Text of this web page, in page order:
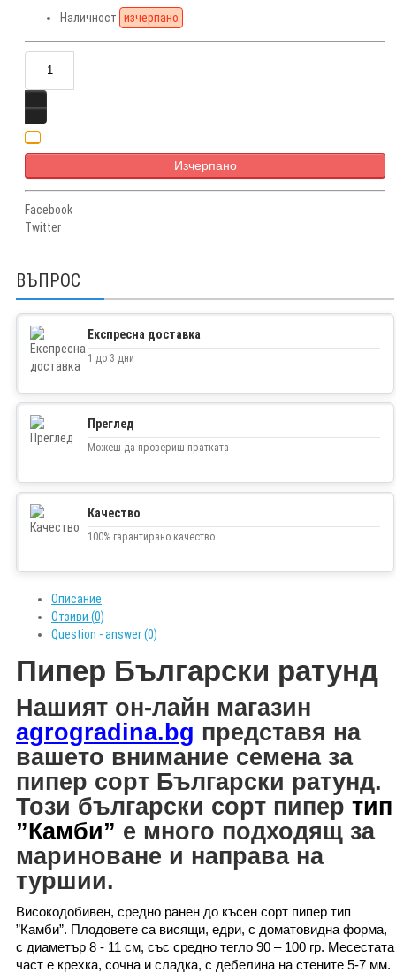
Наличност изчерпано
Изчерпано
Facebook
Twitter
ВЪПРОС
Експресна доставка
1 до 3 дни
Преглед
Можеш да провериш пратката
Качество
100% гарантирано качество
Описание
Отзиви (0)
Question - answer (0)
Пипер Български ратунд
Нашият он-лайн магазин
agrogradina.bg представя на
вашето внимание семена за
пипер сорт Български ратунд.
Този български сорт пипер тип
”Камби” е много подходящ за
мариноване и направа на
туршии.
Високодобивен, средно ранен до късен сорт пипер тип
”Камби”. Плодовете са висящи, едри, с доматовидна форма,
с диаметър 8 - 11 см, със средно тегло 90 – 100 гр. Месестата
част е крехка, сочна и сладка, с дебелина на стените 5-7 мм.